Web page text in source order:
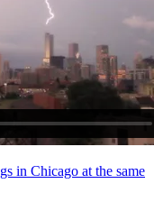
in Chicago at the same